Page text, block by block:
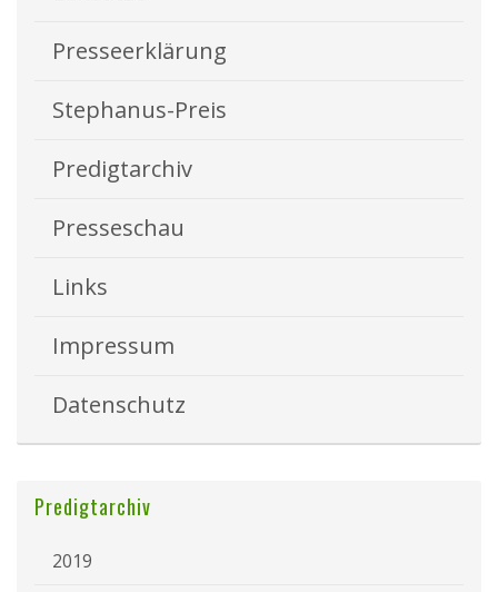
Presseerklärung
Stephanus-Preis
Predigtarchiv
Presseschau
Links
Impressum
Datenschutz
Predigtarchiv
2019